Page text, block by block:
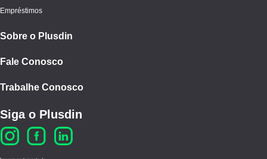
Empréstimos
Sobre o Plusdin
Fale Conosco
Trabalhe Conosco
Siga o Plusdin